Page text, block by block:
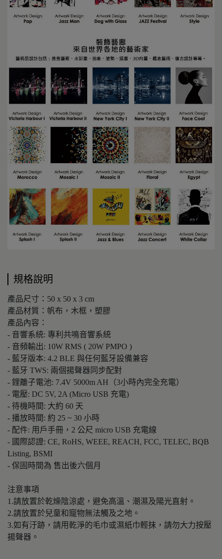
規格說明
產品尺寸：50 x 50 x 3 cm
產品材質：帆布，木框，塑膠
產品內容：
- 音響系統: 專利共鳴音響系統
- 音頻輸出: 10W RMS ( 20W PMPO )
- 藍牙版本: 4.2 BLE 與任何藍牙設備兼容
- 藍牙 TWS: 兩個揚聲器同步配對
- 鋰離子電池: 7.4V 5000m AH（3小時內完全充電）
- 電壓: DC 5V, 2A (Micro USB 充電)
- 待機時間: 大約 60 天
- 播放時間: 約 25 ~ 30 小時
- 配件: 用戶手冊，2 公尺 micro USB 充電線
- 國際認證: CE, RoHS, WEEE, REACH, FCC, TELEC, BQB
Listing, BSMI
- 保固時間為 售出後六個月
注意事項
1.請放置於乾燥陰涼處，避免高溫、潮濕及陽光直射。
2.請放置於兒童和寵物無法觸及之地。
3.如有汙跡，請用乾淨的毛巾或濕紙巾輕抹，請勿大力按壓
揚聲器。